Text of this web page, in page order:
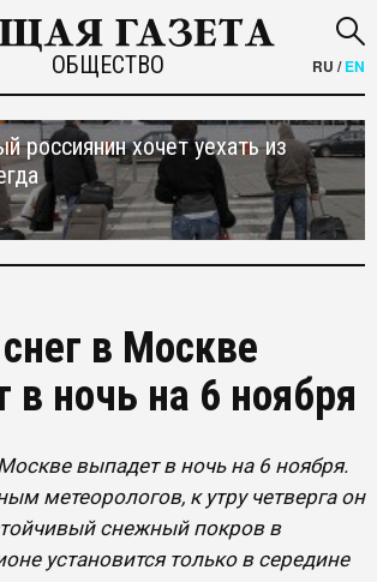
ОБЩЕСТВО RU /EN
россиянин хочет уехать из
в Москве
в ночь на 6 ноября
выпадет в ночь на 6 ноября.
метеорологов, к утру четверга он
снежный покров в
установится только в середине